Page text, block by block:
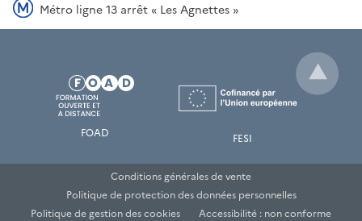
Métro ligne 13 arrêt « Les Agnettes »
FOAD FESI
Conditions générales de vente
Politique de protection des données personnelles
Politique de gestion des cookies
Accessibilité : non conforme